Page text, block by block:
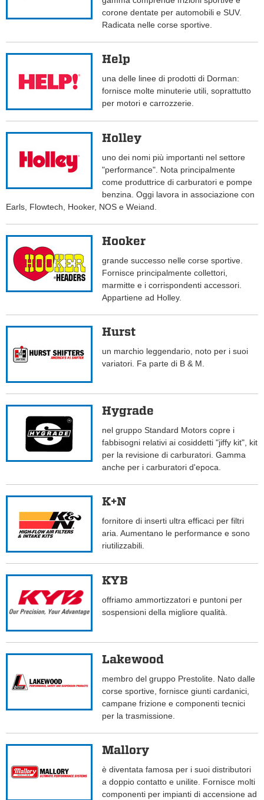
corone dentate per automobili e SUV.
Radicata nelle corse sportive.
Help
una delle linee di prodotti di Dorman:
fornisce molte minuterie utili, soprattutto
per motori e carrozzerie.
Holley
uno dei nomi più importanti nel settore
"performance". Nota principalmente
come produttrice di carburatori e pompe
benzina. Oggi lavora in associazione con
Earls, Flowtech, Hooker, NOS e Weiand.
Hooker
grande successo nelle corse sportive.
Fornisce principalmente collettori,
marmitte e i corrispondenti accessori.
Appartiene ad Holley.
Hurst
un marchio leggendario, noto per i suoi
variatori. Fa parte di B & M.
Hygrade
nel gruppo Standard Motors copre i
fabbisogni relativi ai cosiddetti "jiffy kit", kit
per la revisione di carburatori. Gamma
anche per i carburatori d'epoca.
K+N
fornitore di inserti ultra efficaci per filtri
aria. Aumentano le performance e sono
riutilizzabili.
KYB
offriamo ammortizzatori e puntoni per
sospensioni della migliore qualità.
Lakewood
membro del gruppo Prestolite. Nato dalle
corse sportive, fornisce giunti cardanici,
campane frizione e componenti tecnici
per la trasmissione.
Mallory
è diventata famosa per i suoi distributori
a doppio contatto e unilite. Fornisce molti
componenti per impianti di accensione ad